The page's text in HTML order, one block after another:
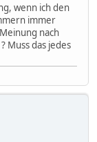
wenn ich den
immer
nach
Muss das jedes